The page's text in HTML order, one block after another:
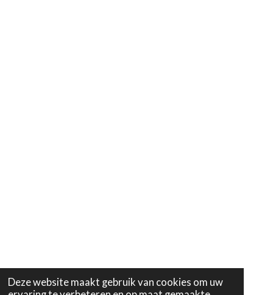
Deze website maakt gebruik van cookies om uw